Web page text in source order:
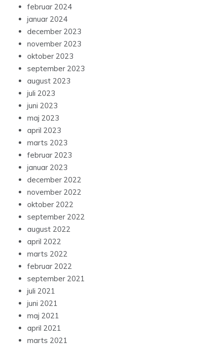
februar 2024
januar 2024
december 2023
november 2023
oktober 2023
september 2023
august 2023
juli 2023
juni 2023
maj 2023
april 2023
marts 2023
februar 2023
januar 2023
december 2022
november 2022
oktober 2022
september 2022
august 2022
april 2022
marts 2022
februar 2022
september 2021
juli 2021
juni 2021
maj 2021
april 2021
marts 2021